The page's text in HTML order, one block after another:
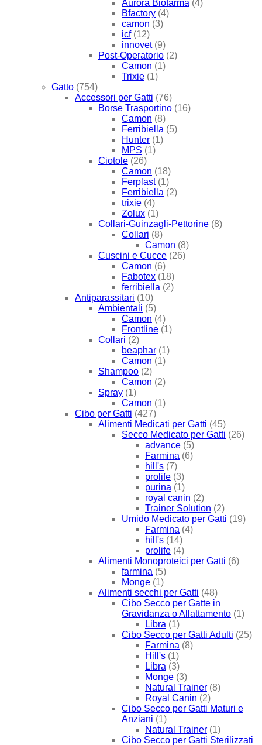
Aurora Biofarma (4)
Bfactory (4)
camon (3)
icf (12)
innovet (9)
Post-Operatorio (2)
Camon (1)
Trixie (1)
Gatto (754)
Accessori per Gatti (76)
Borse Trasportino (16)
Camon (8)
Ferribiella (5)
Hunter (1)
MPS (1)
Ciotole (26)
Camon (18)
Ferplast (1)
Ferribiella (2)
trixie (4)
Zolux (1)
Collari-Guinzagli-Pettorine (8)
Collari (8)
Camon (8)
Cuscini e Cucce (26)
Camon (6)
Fabotex (18)
ferribiella (2)
Antiparassitari (10)
Ambientali (5)
Camon (4)
Frontline (1)
Collari (2)
beaphar (1)
Camon (1)
Shampoo (2)
Camon (2)
Spray (1)
Camon (1)
Cibo per Gatti (427)
Alimenti Medicati per Gatti (45)
Secco Medicato per Gatti (26)
advance (5)
Farmina (6)
hill's (7)
prolife (3)
purina (1)
royal canin (2)
Trainer Solution (2)
Umido Medicato per Gatti (19)
Farmina (4)
hill's (14)
prolife (4)
Alimenti Monoproteici per Gatti (6)
farmina (5)
Monge (1)
Alimenti secchi per Gatti (48)
Cibo Secco per Gatte in
Gravidanza o Allattamento (1)
Libra (1)
Cibo Secco per Gatti Adulti (25)
Farmina (8)
Hill's (1)
Libra (3)
Monge (3)
Natural Trainer (8)
Royal Canin (2)
Cibo Secco per Gatti Maturi e
Anziani (1)
Natural Trainer (1)
Cibo Secco per Gatti Sterilizzati